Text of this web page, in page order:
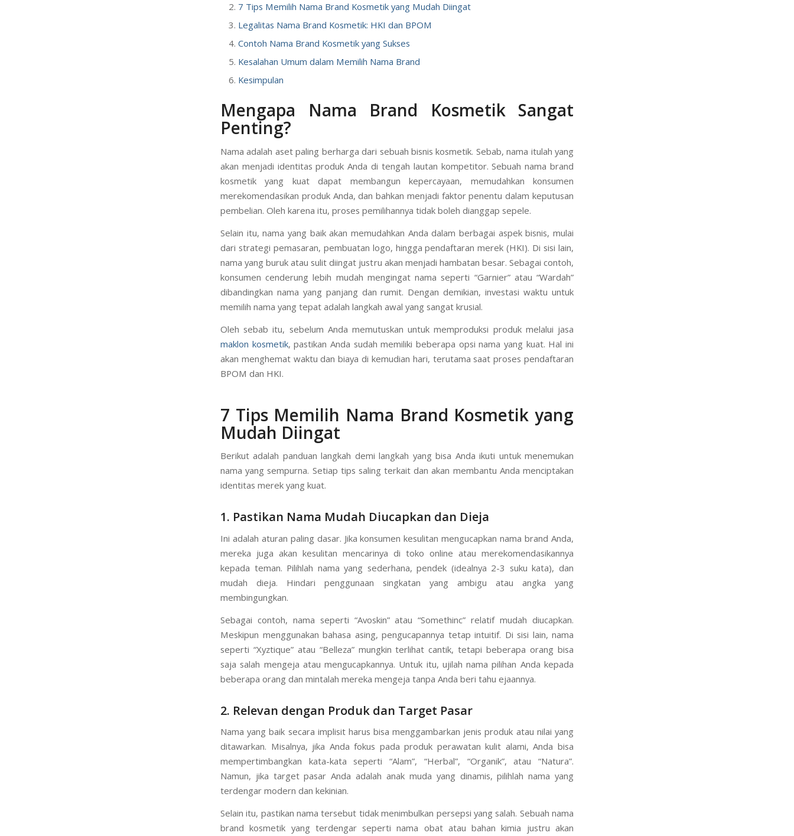
7 Tips Memilih Nama Brand Kosmetik yang Mudah Diingat
Legalitas Nama Brand Kosmetik: HKI dan BPOM
Contoh Nama Brand Kosmetik yang Sukses
Kesalahan Umum dalam Memilih Nama Brand
Kesimpulan
Mengapa Nama Brand Kosmetik Sangat
Penting?
Nama adalah aset paling berharga dari sebuah bisnis kosmetik. Sebab, nama itulah yang
akan menjadi identitas produk Anda di tengah lautan kompetitor. Sebuah nama brand
kosmetik yang kuat dapat membangun kepercayaan, memudahkan konsumen
merekomendasikan produk Anda, dan bahkan menjadi faktor penentu dalam keputusan
pembelian. Oleh karena itu, proses pemilihannya tidak boleh dianggap sepele.
Selain itu, nama yang baik akan memudahkan Anda dalam berbagai aspek bisnis, mulai
dari strategi pemasaran, pembuatan logo, hingga pendaftaran merek (HKI). Di sisi lain,
nama yang buruk atau sulit diingat justru akan menjadi hambatan besar. Sebagai contoh,
konsumen cenderung lebih mudah mengingat nama seperti “Garnier” atau “Wardah”
dibandingkan nama yang panjang dan rumit. Dengan demikian, investasi waktu untuk
memilih nama yang tepat adalah langkah awal yang sangat krusial.
Oleh sebab itu, sebelum Anda memutuskan untuk memproduksi produk melalui jasa
maklon kosmetik, pastikan Anda sudah memiliki beberapa opsi nama yang kuat. Hal ini
akan menghemat waktu dan biaya di kemudian hari, terutama saat proses pendaftaran
BPOM dan HKI.
7 Tips Memilih Nama Brand Kosmetik yang
Mudah Diingat
Berikut adalah panduan langkah demi langkah yang bisa Anda ikuti untuk menemukan
nama yang sempurna. Setiap tips saling terkait dan akan membantu Anda menciptakan
identitas merek yang kuat.
1. Pastikan Nama Mudah Diucapkan dan Dieja
Ini adalah aturan paling dasar. Jika konsumen kesulitan mengucapkan nama brand Anda,
mereka juga akan kesulitan mencarinya di toko online atau merekomendasikannya
kepada teman. Pilihlah nama yang sederhana, pendek (idealnya 2-3 suku kata), dan
mudah dieja. Hindari penggunaan singkatan yang ambigu atau angka yang
membingungkan.
Sebagai contoh, nama seperti “Avoskin” atau “Somethinc” relatif mudah diucapkan.
Meskipun menggunakan bahasa asing, pengucapannya tetap intuitif. Di sisi lain, nama
seperti “Xyztique” atau “Belleza” mungkin terlihat cantik, tetapi beberapa orang bisa
saja salah mengeja atau mengucapkannya. Untuk itu, ujilah nama pilihan Anda kepada
beberapa orang dan mintalah mereka mengeja tanpa Anda beri tahu ejaannya.
2. Relevan dengan Produk dan Target Pasar
Nama yang baik secara implisit harus bisa menggambarkan jenis produk atau nilai yang
ditawarkan. Misalnya, jika Anda fokus pada produk perawatan kulit alami, Anda bisa
mempertimbangkan kata-kata seperti “Alam”, “Herbal”, “Organik”, atau “Natura”.
Namun, jika target pasar Anda adalah anak muda yang dinamis, pilihlah nama yang
terdengar modern dan kekinian.
Selain itu, pastikan nama tersebut tidak menimbulkan persepsi yang salah. Sebuah nama
brand kosmetik yang terdengar seperti nama obat atau bahan kimia justru akan